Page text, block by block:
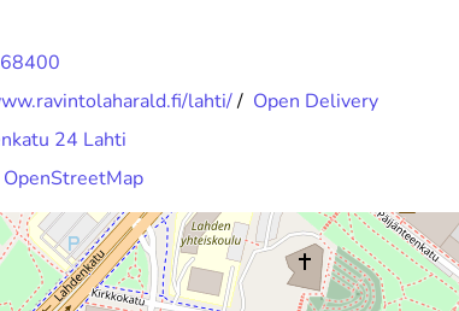
lahti// Open Delivery
24 Lahti